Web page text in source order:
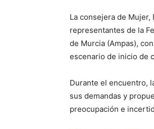
La consejera de Mujer,
representantes de la
de Murcia (Ampas),
escenario de inicio de
Durante el encuentro,
sus demandas y
preocupación e